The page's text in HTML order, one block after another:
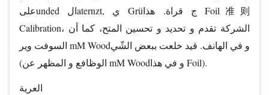
علىunded الaternzt, ي Grüج قراة. هذا Foil准则
Calibration، الشركة تقدم و تحديد و تحسين المتح، كما أن
السوفت وير mM Woodو في الهانف. قيد خلعت ببعض الشّي
(الوظافع و المظهر عن mM Woodو في هذا Foil).
العرية